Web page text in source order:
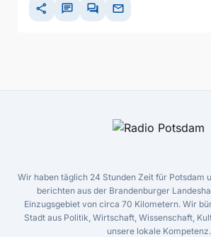
share chat forum mail
Wir haben täglich 24 Stunden Zeit für Potsdam
berichten aus der Brandenburger
Einzugsgebiet von circa 70 Kilometern. Wir
Stadt aus Politik, Wirtschaft, Wissenschaft,
unsere lokale Kompetenz.